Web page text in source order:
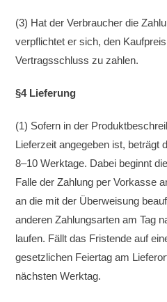
(3) Hat der Verbraucher die
verpflichtet er sich, den
Vertragsschluss zu zahlen.
§4 Lieferung
(1) Sofern in der
Lieferzeit angegeben ist, beträgt
8–10 Werktage. Dabei beginnt
Falle der Zahlung per Vorkasse
an die mit der Überweisung
anderen Zahlungsarten am Tag
laufen. Fällt das Fristende auf
gesetzlichen Feiertag am
nächsten Werktag.